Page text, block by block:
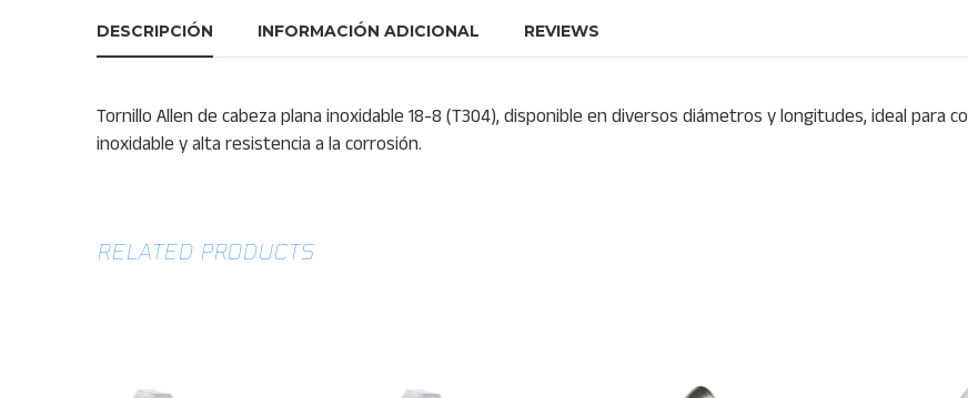
DESCRIPCIÓN INFORMACIÓN ADICIONAL REVIEWS
Tornillo Allen de cabeza plana inoxidable 18-8 (T304), disponible en diversos diámetros y longitudes, ideal para
inoxidable y alta resistencia a la corrosión.
RELATED PRODUCTS